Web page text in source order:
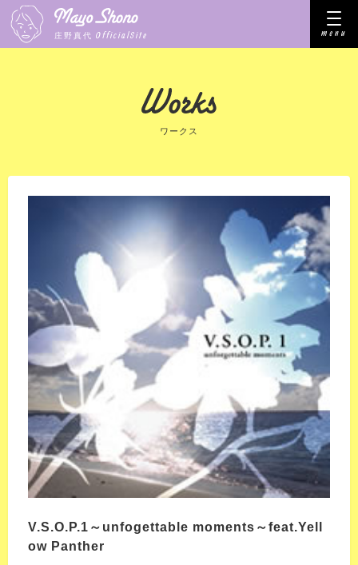
庄野真代 OfficialSite
ワークス
V.S.O.P.1～unfogettable moments～feat.Yell
ow Panther
menu